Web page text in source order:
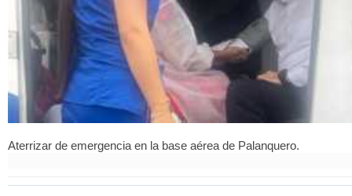
Aterrizar de emergencia en la base aérea de Palanquero.